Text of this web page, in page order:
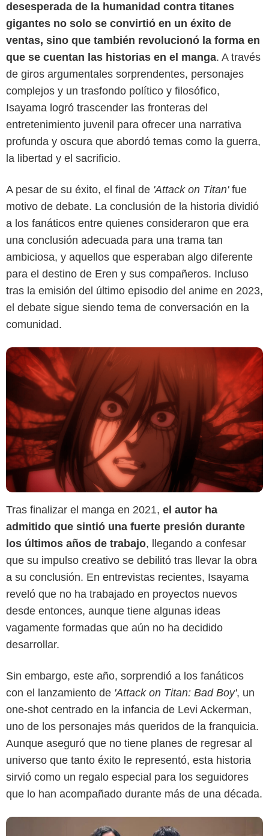
desesperada de la humanidad contra titanes
gigantes no solo se convirtió en un éxito de
ventas, sino que también revolucionó la forma en
que se cuentan las historias en el manga. A través
de giros argumentales sorprendentes, personajes
complejos y un trasfondo político y filosófico,
Isayama logró trascender las fronteras del
entretenimiento juvenil para ofrecer una narrativa
profunda y oscura que abordó temas como la guerra,
la libertad y el sacrificio.
A pesar de su éxito, el final de 'Attack on Titan' fue
motivo de debate. La conclusión de la historia dividió
a los fanáticos entre quienes consideraron que era
una conclusión adecuada para una trama tan
ambiciosa, y aquellos que esperaban algo diferente
para el destino de Eren y sus compañeros. Incluso
tras la emisión del último episodio del anime en 2023,
el debate sigue siendo tema de conversación en la
comunidad.
Crunchyroll
Tras finalizar el manga en 2021, el autor ha
admitido que sintió una fuerte presión durante
los últimos años de trabajo, llegando a confesar
que su impulso creativo se debilitó tras llevar la obra
a su conclusión. En entrevistas recientes, Isayama
reveló que no ha trabajado en proyectos nuevos
desde entonces, aunque tiene algunas ideas
vagamente formadas que aún no ha decidido
desarrollar.
Sin embargo, este año, sorprendió a los fanáticos
con el lanzamiento de 'Attack on Titan: Bad Boy', un
one-shot centrado en la infancia de Levi Ackerman,
uno de los personajes más queridos de la franquicia.
Aunque aseguró que no tiene planes de regresar al
universo que tanto éxito le representó, esta historia
sirvió como un regalo especial para los seguidores
que lo han acompañado durante más de una década.